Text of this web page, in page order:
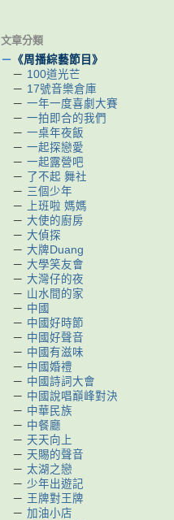
文章分類
－ 《周播綜藝節目》
－ 100道光芒
－ 17號音樂倉庫
－ 一年一度喜劇大賽
－ 一拍即合的我們
－ 一桌年夜飯
－ 一起探戀愛
－ 一起露營吧
－
了不起 舞社
－ 三個少年
－
上班啦 媽媽
－ 大使的廚房
－ 大偵探
－ 大牌Duang
－ 大學笑友會
－ 大灣仔的夜
－ 山水間的家
－ 中國
－ 中國好時節
－ 中國好聲音
－ 中國有滋味
－ 中國婚禮
－ 中國詩詞大會
－ 中國說唱巔峰對決
－ 中華民族
－ 中餐廳
－ 天天向上
－ 天賜的聲音
－ 太湖之戀
－ 少年出遊記
－ 王牌對王牌
－ 加油小店